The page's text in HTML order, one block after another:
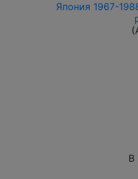
Япония 1967-
В